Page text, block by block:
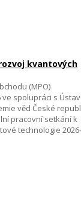
kvantových
(MPO)
ve spolupráci s
věd České
pracovní setkání k
technologie